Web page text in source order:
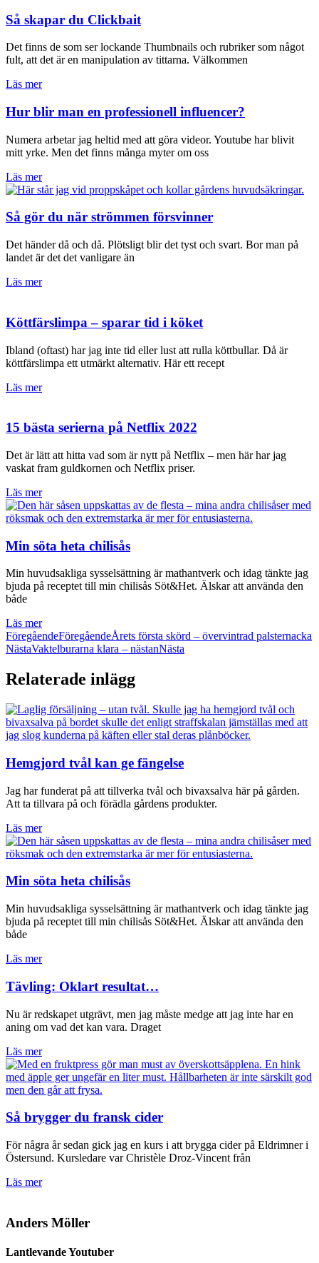
Så skapar du Clickbait
Det finns de som ser lockande Thumbnails och rubriker som något
fult, att det är en manipulation av tittarna. Välkommen
Läs mer
Hur blir man en professionell influencer?
Numera arbetar jag heltid med att göra videor. Youtube har blivit
mitt yrke. Men det finns många myter om oss
Läs mer
Så gör du när strömmen försvinner
Det händer då och då. Plötsligt blir det tyst och svart. Bor man på
landet är det det vanligare än
Läs mer
Köttfärslimpa – sparar tid i köket
Ibland (oftast) har jag inte tid eller lust att rulla köttbullar. Då är
köttfärslimpa ett utmärkt alternativ. Här ett recept
Läs mer
15 bästa serierna på Netflix 2022
Det är lätt att hitta vad som är nytt på Netflix – men här har jag
vaskat fram guldkornen och Netflix priser.
Läs mer
Min söta heta chilisås
Min huvudsakliga sysselsättning är mathantverk och idag tänkte jag
bjuda på receptet till min chilisås Söt&Het. Älskar att använda den
både
Läs mer
FöregåendeFöregåendeÅrets första skörd – övervintrad palsternacka
NästaVaktelburarna klara – nästanNästa
Relaterade inlägg
Hemgjord tvål kan ge fängelse
Jag har funderat på att tillverka tvål och bivaxsalva här på gården.
Att ta tillvara på och förädla gårdens produkter.
Läs mer
Min söta heta chilisås
Min huvudsakliga sysselsättning är mathantverk och idag tänkte jag
bjuda på receptet till min chilisås Söt&Het. Älskar att använda den
både
Läs mer
Tävling: Oklart resultat…
Nu är redskapet utgrävt, men jag måste medge att jag inte har en
aning om vad det kan vara. Draget
Läs mer
Så brygger du fransk cider
För några år sedan gick jag en kurs i att brygga cider på Eldrimner i
Östersund. Kursledare var Christèle Droz-Vincent från
Läs mer
Anders Möller
Lantlevande Youtuber